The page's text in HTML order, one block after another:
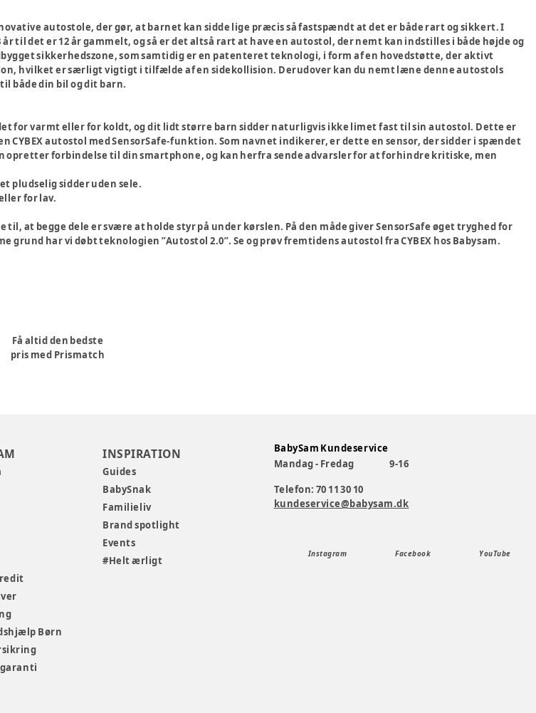
autostole, der gør, at barnet kan sidde lige præcis så fastspændt at det er både rart og sikkert. I
til det er 12 år gammelt, og så er det altså rart at have en autostol, der nemt kan indstilles i både højde og
sikkerhedszone, som samtidig er en patenteret teknologi, i form af en hovedstøtte, der aktivt
hvilket er særligt vigtigt i tilfælde af en sidekollision. Derudover kan du nemt læne denne autostols
både din bil og dit barn.
for varmt eller for koldt, og dit lidt større barn sidder naturligvis ikke limet fast til sin autostol. Dette er
CYBEX autostol med SensorSafe-funktion. Som navnet indikerer, er dette en sensor, der sidder i spændet
opretter forbindelse til din smartphone, og kan herfra sende advarsler for at forhindre kritiske, men
pludselig sidder uden sele.
for lav.
at begge dele er svære at holde styr på under kørslen. På den måde giver SensorSafe øget tryghed for
grund har vi døbt teknologien ”Autostol 2.0”. Se og prøv fremtidens autostol fra CYBEX hos Babysam.
Få altid den bedste
pris med Prismatch
Børn
INSPIRATION
Guides
BabySnak
Familieliv
Brand spotlight
Events
#Helt ærligt
BabySam Kundeservice
Mandag - Fredag
9-16
Telefon: 70 11 30 10
kundeservice@babysam.dk
Instagram Facebook YouTube